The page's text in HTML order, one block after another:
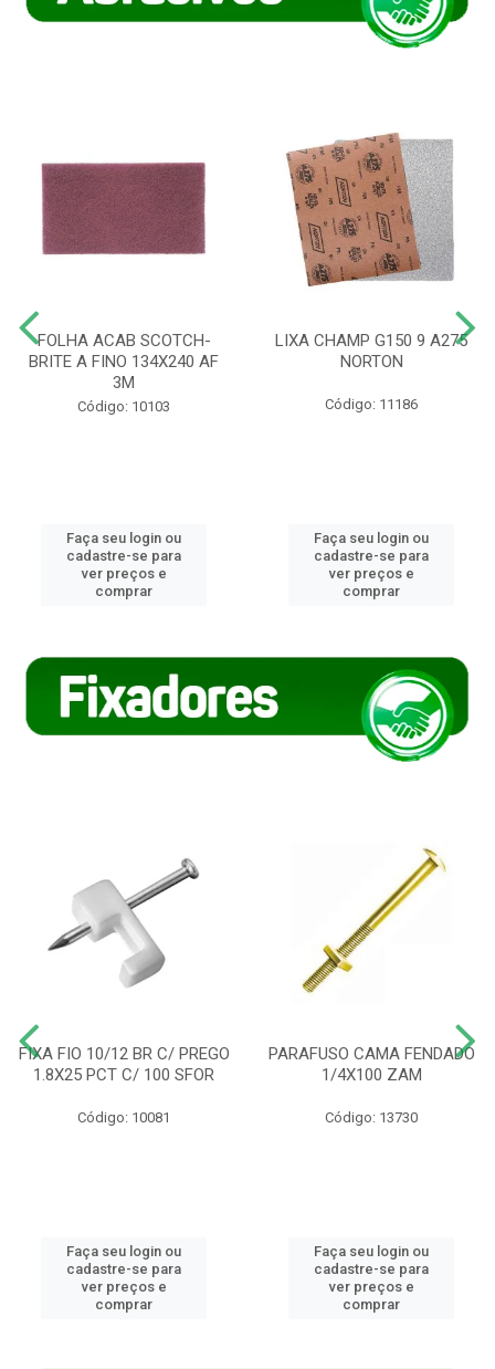
FOLHA ACAB SCOTCH-
BRITE A FINO 134X240 AF
3M
Código: 10103
Faça seu login ou
cadastre-se para
ver preços e
comprar
LIXA CHAMP G150 9 A275
NORTON
Código: 11186
Faça seu login ou
cadastre-se para
ver preços e
comprar
FIXA FIO 10/12 BR C/ PREGO
1.8X25 PCT C/ 100 SFOR
Código: 10081
Faça seu login ou
cadastre-se para
ver preços e
comprar
PARAFUSO CAMA FENDADO
1/4X100 ZAM
Código: 13730
Faça seu login ou
cadastre-se para
ver preços e
comprar